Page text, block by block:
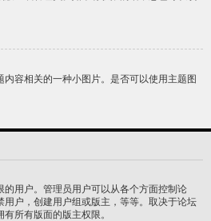
容相关的一种小图片。是否可以使用主题图
用户。管理员用户可以从各个方面控制论
户，创建用户组或版主，等等。取决于论坛
所有版面的版主权限。